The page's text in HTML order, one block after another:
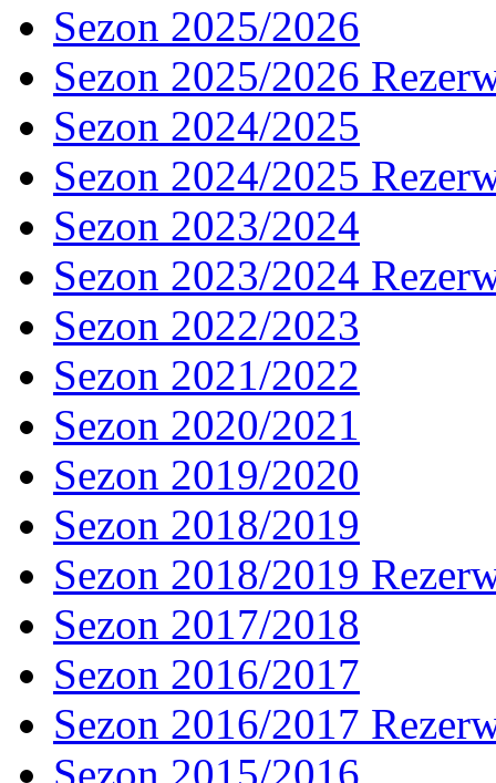
Sezon 2025/2026
Sezon 2025/2026
Sezon 2024/2025
Sezon 2024/2025
Sezon 2023/2024
Sezon 2023/2024
Sezon 2022/2023
Sezon 2021/2022
Sezon 2020/2021
Sezon 2019/2020
Sezon 2018/2019
Sezon 2018/2019
Sezon 2017/2018
Sezon 2016/2017
Sezon 2016/2017